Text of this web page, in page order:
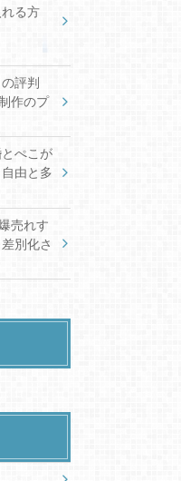
る方
評判
作のプ
ぺこが
由と多
売れす
別化さ